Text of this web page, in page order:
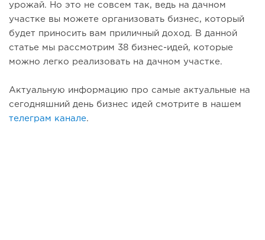
урожай. Но это не совсем так, ведь на дачном
участке вы можете организовать бизнес, который
будет приносить вам приличный доход. В данной
статье мы рассмотрим 38 бизнес-идей, которые
можно легко реализовать на дачном участке.
Актуальную информацию про самые актуальные на
сегодняшний день бизнес идей смотрите в нашем
телеграм канале.